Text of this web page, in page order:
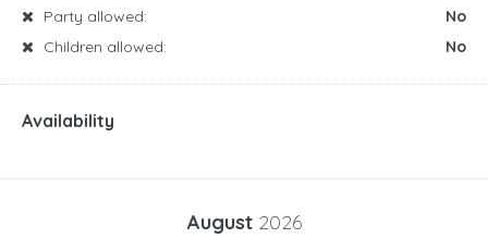
Party allowed:
No
Children allowed:
No
Availability
August 2026